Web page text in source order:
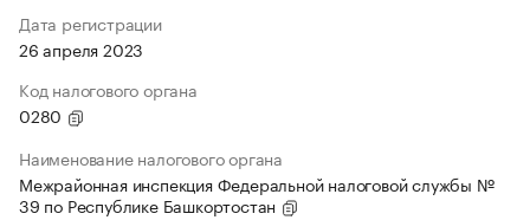
Дата регистрации
26 апреля 2023
Код налогового органа
0280
Наименование налогового органа
Межрайонная инспекция Федеральной налоговой службы №
39 по Республике Башкортостан